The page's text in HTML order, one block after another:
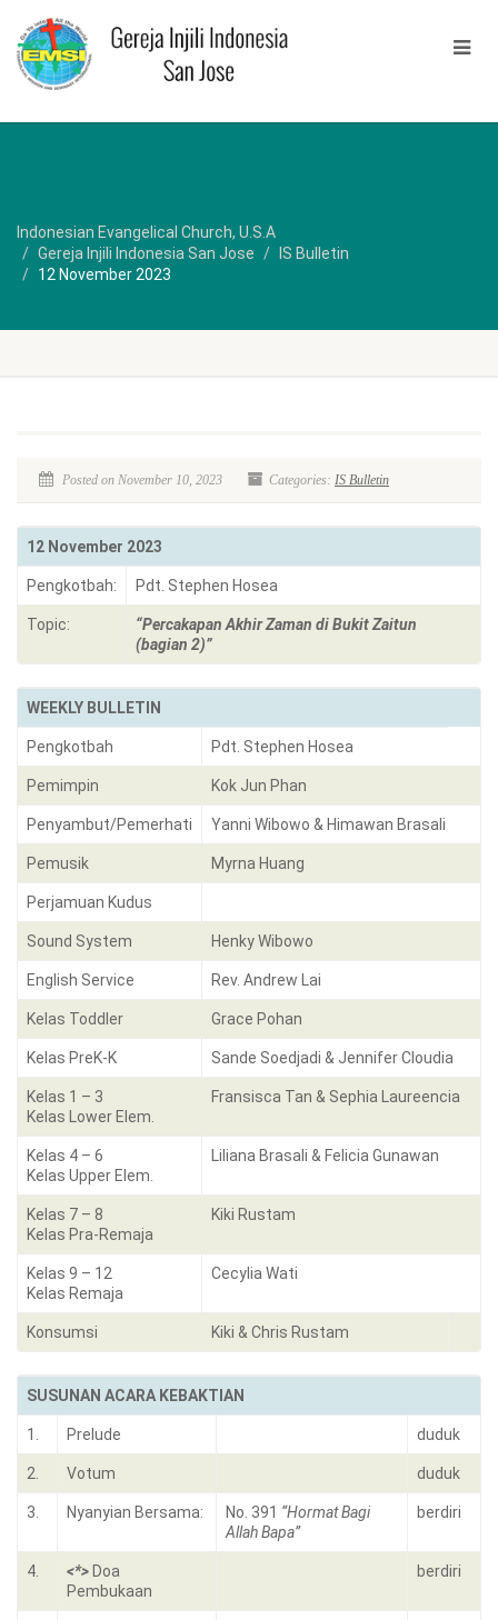
Indonesian Evangelical Church, U.S.A
Gereja Injili Indonesia San Jose
IS Bulletin
12 November 2023
Posted on November 10, 2023 Categories: IS Bulletin
12 November 2023
Pengkotbah: Pdt. Stephen Hosea
Topic:
“Percakapan Akhir Zaman di Bukit Zaitun
(bagian 2)”
WEEKLY BULLETIN
Pengkotbah Pdt. Stephen Hosea
Pemimpin Kok Jun Phan
Penyambut/Pemerhati Yanni Wibowo & Himawan Brasali
Pemusik Myrna Huang
Perjamuan Kudus
Sound System Henky Wibowo
English Service Rev. Andrew Lai
Kelas Toddler Grace Pohan
Kelas PreK-K Sande Soedjadi & Jennifer Cloudia
Kelas 1 – 3
Kelas Lower Elem.
Fransisca Tan & Sephia Laureencia
Kelas 4 – 6
Kelas Upper Elem.
Liliana Brasali & Felicia Gunawan
Kelas 7 – 8
Kelas Pra-Remaja
Kiki Rustam
Kelas 9 – 12
Kelas Remaja
Cecylia Wati
Konsumsi Kiki & Chris Rustam
SUSUNAN ACARA KEBAKTIAN
1. Prelude duduk
2. Votum duduk
3. Nyanyian Bersama: No. 391 “Hormat Bagi
Allah Bapa”
berdiri
4. <*> Doa
Pembukaan
berdiri